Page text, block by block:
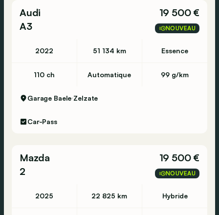
Audi
A3
19 500 €
NOUVEAU
2022 51 134 km Essence
110 ch Automatique 99 g/km
Garage Baele Zelzate
Car-Pass
Mazda
2
19 500 €
NOUVEAU
2025 22 825 km Hybride